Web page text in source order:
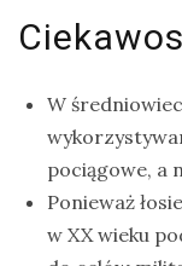
W
pociągowe, a
Ponieważ
w XX wieku